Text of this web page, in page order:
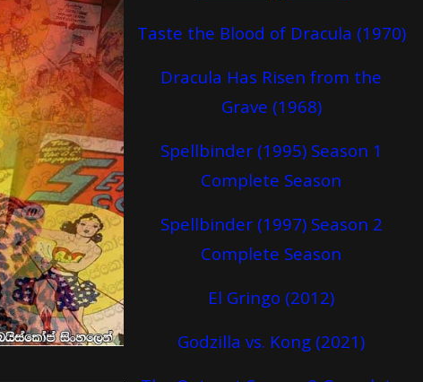
Taste the Blood of Dracula (1970)
Dracula Has Risen from the
Grave (1968)
Spellbinder (1995) Season 1
Complete Season
Spellbinder (1997) Season 2
Complete Season
El Gringo (2012)
Godzilla vs. Kong (2021)